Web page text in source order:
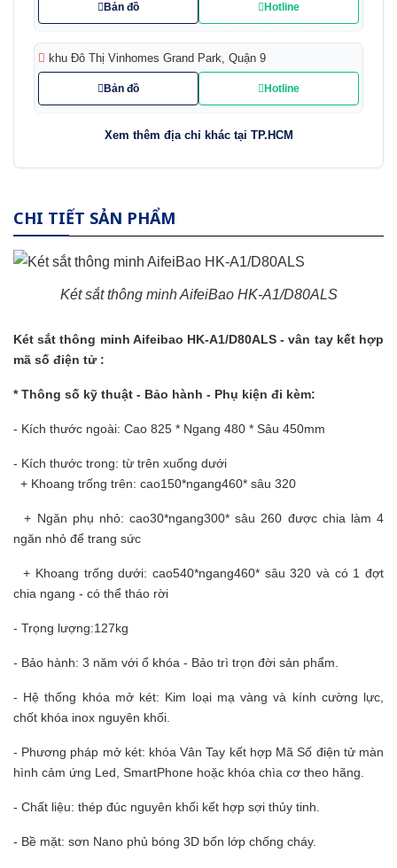
Bản đồ Hotline
khu Đô Thị Vinhomes Grand Park, Quận 9
Bản đồ Hotline
Xem thêm địa chỉ khác tại TP.HCM
CHI TIẾT SẢN PHẨM
Két sắt thông minh AifeiBao HK-A1/D80ALS
Két sắt thông minh Aifeibao HK-A1/D80ALS - vân tay kết hợp
mã số điện tử :
* Thông số kỹ thuật - Bảo hành - Phụ kiện đi kèm:
- Kích thước ngoài: Cao 825 * Ngang 480 * Sâu 450mm
- Kích thước trong: từ trên xuống dưới
+ Khoang trống trên: cao150*ngang460* sâu 320
+ Ngăn phụ nhỏ: cao30*ngang300* sâu 260 được chia làm 4
ngăn nhỏ để trang sức
+ Khoang trống dưới: cao540*ngang460* sâu 320 và có 1 đợt
chia ngang - có thể tháo rời
- Trọng lượng:127kg
- Bảo hành: 3 năm với ổ khóa - Bảo trì trọn đời sản phẩm.
- Hệ thống khóa mở két: Kim loại mạ vàng và kính cường lực,
chốt khóa inox nguyên khối.
- Phương pháp mở két: khóa Vân Tay kết hợp Mã Số điện tử màn
hình cảm ứng Led, SmartPhone hoặc khóa chìa cơ theo hãng.
- Chất liệu: thép đúc nguyên khối kết hợp sợi thủy tinh.
- Bề mặt: sơn Nano phủ bóng 3D bốn lớp chống cháy.